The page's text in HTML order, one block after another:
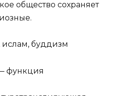
общество сохраняет
ислам, буддизм
функция